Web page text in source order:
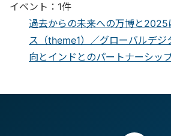
イベント：1件
過去からの未来への万博と2025
ス（theme1）／グローバルデジ
向とインドとのパートナーシッ